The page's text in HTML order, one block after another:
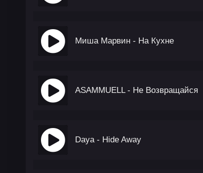
Миша Марвин - На Кухне
ASAMMUELL - Не Возвращайся
Daya - Hide Away